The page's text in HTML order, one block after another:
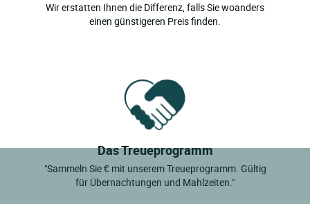
Wir erstatten Ihnen die Differenz, falls Sie woanders
einen günstigeren Preis finden.
Das Treueprogramm
"Sammeln Sie € mit unserem Treueprogramm. Gültig
für Übernachtungen und Mahlzeiten."